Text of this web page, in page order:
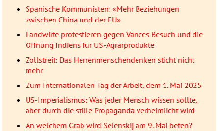
Spanische Kommunisten: «Mehr Beziehungen
zwischen China und der EU»
Landwirte protestieren gegen Vances Besuch und die
Öffnung Indiens für US-Agrarprodukte
Zollstreit: Das Herrenmenschendenken sticht nicht
mehr
Zum Internationalen Tag der Arbeit, dem 1. Mai 2025
US-Imperialismus: Was jeder Mensch wissen sollte,
aber durch die stille Propaganda verheimlicht wird
An welchem Grab wird Selenskij am 9. Mai beten?